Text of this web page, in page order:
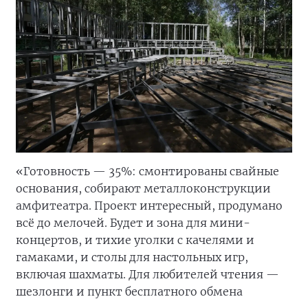
«Готовность — 35%: смонтированы свайные
основания, собирают металлоконструкции
амфитеатра. Проект интересный, продумано
всё до мелочей. Будет и зона для мини-
концертов, и тихие уголки с качелями и
гамаками, и столы для настольных игр,
включая шахматы. Для любителей чтения —
шезлонги и пункт бесплатного обмена